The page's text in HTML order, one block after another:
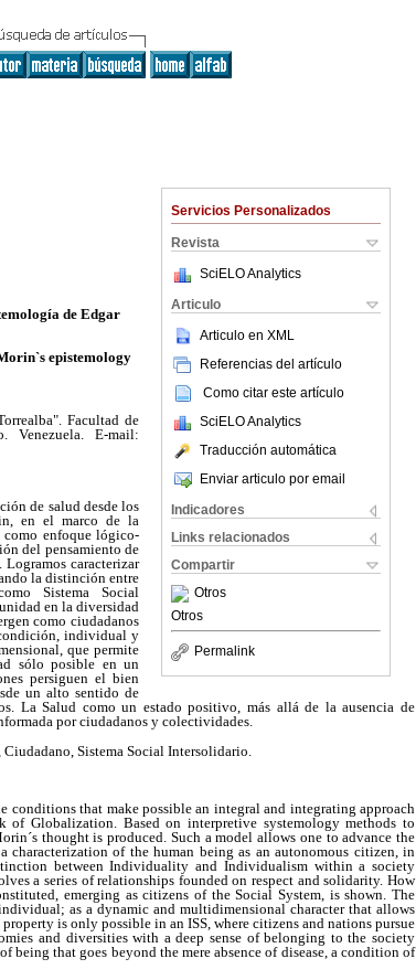
Servicios Personalizados
Revista
SciELO Analytics
Articulo
Articulo en XML
Referencias del artículo
Como citar este artículo
SciELO Analytics
Traducción automática
Enviar articulo por email
Indicadores
Links relacionados
Compartir
Otros
Otros
Permalink
de Edgar
epistemology
Facultad de
Venezuela. E-mail:
de salud desde los
en el marco de la
enfoque lógico-
del pensamiento de
caracterizar
la distinción entre
Sistema Social
en la diversidad
como ciudadanos
individual y
que permite
sólo posible en un
persiguen el bien
un alto sentido de
La Salud como un estado positivo, más allá de la ausencia de
por ciudadanos y colectividades.
Sistema Social Intersolidario.
that make possible an integral and integrating approach
Globalization. Based on interpretive systemology methods to
thought is produced. Such a model allows one to advance the
of the human being as an autonomous citizen, in
between Individuality and Individualism within a society
a series of relationships founded on respect and solidarity. How
emerging as citizens of the Social System, is shown. The
as a dynamic and multidimensional character that allows
is only possible in an ISS, where citizens and nations pursue
and diversities with a deep sense of belonging to the society
being that goes beyond the mere absence of disease, a condition of